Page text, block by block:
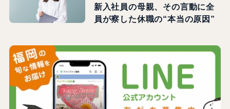
新入社員の母親、その言動に全
員が察した休職の“本当の原因”